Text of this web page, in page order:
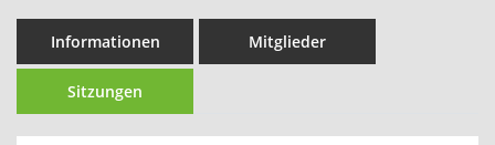
Informationen Mitglieder
Sitzungen